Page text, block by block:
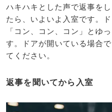
ハキハキとした声で返事を
たら、いよいよ入室です。
「コン、コン、コン」とゆ
す。ドアが開いている場合
てください。
返事を聞いてから入室